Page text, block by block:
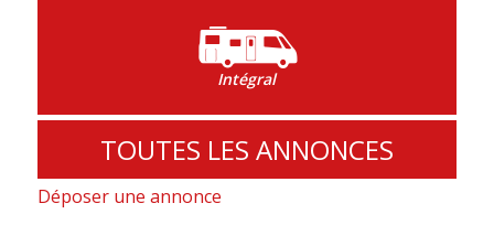
Intégral
TOUTES LES ANNONCES
Déposer une annonce